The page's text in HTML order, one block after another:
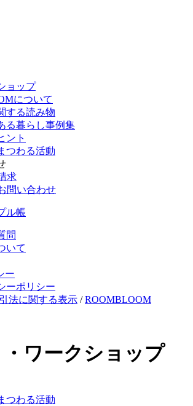
ョップ
について
する読み物
る暮らし事例集
ント
つわる活動
求
問い合わせ
ル帳
問
いて
ー
ーポリシー
法に関する表示 /ROOMBLOOM
ワークショップ
つわる活動